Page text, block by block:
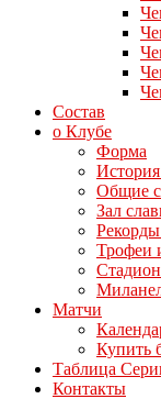
Состав
о Клубе
Форма
Общие
Зал
Трофеи
Матчи
Купить
Таблица
Контакты